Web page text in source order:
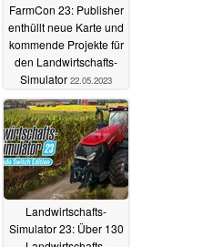
FarmCon 23: Publisher
enthüllt neue Karte und
kommende Projekte für
den Landwirtschafts-
Simulator 22.05.2023
Landwirtschafts-
Simulator 23: Über 130